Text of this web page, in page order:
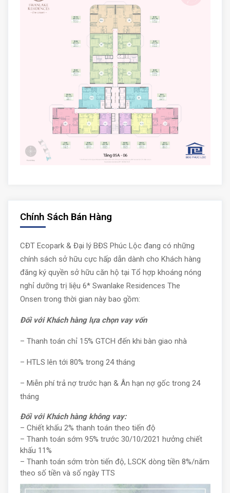
Chính Sách Bán Hàng
CĐT Ecopark & Đại lý BĐS Phúc Lộc đang có những
chính sách sở hữu cực hấp dẫn dành cho Khách hàng
đăng ký quyền sở hữu căn hộ tại Tổ hợp khoáng nóng
nghỉ dưỡng trị liệu 6* Swanlake Residences The
Onsen trong thời gian này bao gồm:
Đối với Khách hàng lựa chọn vay vốn
– Thanh toán chỉ 15% GTCH đến khi bàn giao nhà
– HTLS lên tới 80% trong 24 tháng
– Miễn phí trả nợ trước hạn & Ân hạn nợ gốc trong 24
tháng
Đối với Khách hàng không vay:
– Chiết khấu 2% thanh toán theo tiến độ
– Thanh toán sớm 95% trước 30/10/2021 hưởng chiết
khấu 11%
– Thanh toán sớm tròn tiến độ, LSCK dòng tiền 8%/năm
theo số tiền và số ngày TTS